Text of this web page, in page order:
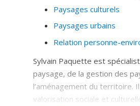
Paysages culturels
Paysages urbains
Relation personne-
Sylvain Paquette est
paysage, de la gestion des
l’aménagement du territoire.
valorisation sociale et